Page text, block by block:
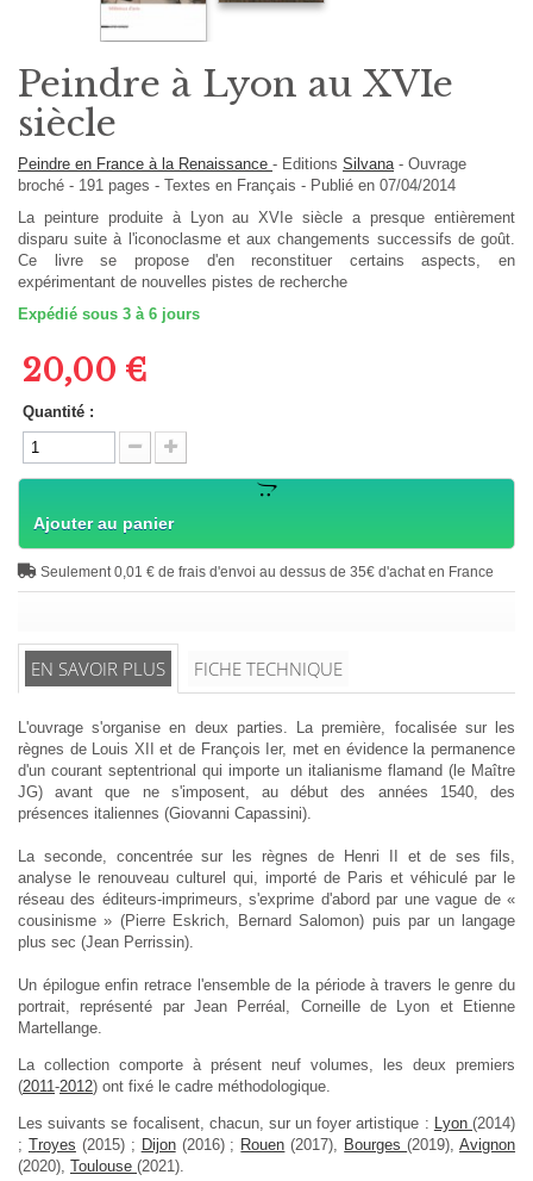
Peindre à Lyon au XVIe
siècle
Peindre en France à la Renaissance - Editions Silvana - Ouvrage
broché - 191 pages - Textes en Français - Publié en 07/04/2014
La peinture produite à Lyon au XVIe siècle a presque entièrement
disparu suite à l'iconoclasme et aux changements successifs de goût.
Ce livre se propose d'en reconstituer certains aspects, en
expérimentant de nouvelles pistes de recherche
Expédié sous 3 à 6 jours
20,00 €
Quantité :
Ajouter au panier
Seulement 0,01 € de frais d'envoi au dessus de 35€ d'achat en France
EN SAVOIR PLUS FICHE TECHNIQUE
L'ouvrage s'organise en deux parties. La première, focalisée sur les
règnes de Louis XII et de François Ier, met en évidence la permanence
d'un courant septentrional qui importe un italianisme flamand (le Maître
JG) avant que ne s'imposent, au début des années 1540, des
présences italiennes (Giovanni Capassini).
La seconde, concentrée sur les règnes de Henri II et de ses fils,
analyse le renouveau culturel qui, importé de Paris et véhiculé par le
réseau des éditeurs-imprimeurs, s'exprime d'abord par une vague de «
cousinisme » (Pierre Eskrich, Bernard Salomon) puis par un langage
plus sec (Jean Perrissin).
Un épilogue enfin retrace l'ensemble de la période à travers le genre du
portrait, représenté par Jean Perréal, Corneille de Lyon et Etienne
Martellange.
La collection comporte à présent neuf volumes, les deux premiers
(2011 -2012) ont fixé le cadre méthodologique.
Les suivants se focalisent, chacun, sur un foyer artistique : Lyon(2014)
; Troyes (2015) ; Dijon(2016) ; Rouen (2017), Bourges(2019),Avignon
(2020), Toulouse (2021).